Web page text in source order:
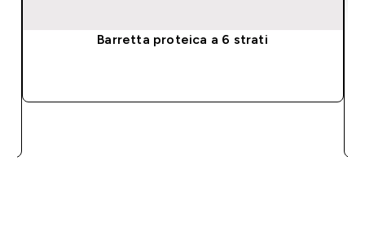
Barretta proteica a 6 strati